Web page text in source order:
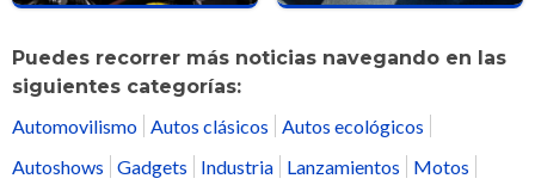
Puedes recorrer más noticias navegando en las
siguientes categorías:
Automovilismo
Autos clásicos
Autos ecológicos
Autoshows
Gadgets Industria Lanzamientos
Motos